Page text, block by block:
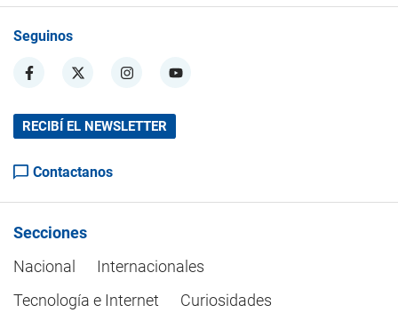
Seguinos
RECIBÍ EL NEWSLETTER
Contactanos
Secciones
Nacional
Internacionales
Tecnología e Internet
Curiosidades